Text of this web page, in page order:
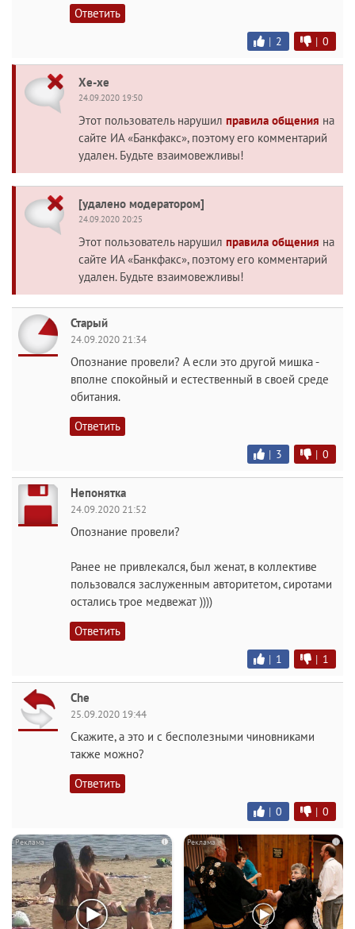
Ответить
| 2 | 0
Хе-хе
24.09.2020 19:50
Этот пользователь нарушил правила общения на
сайте ИА «Банкфакс», поэтому его комментарий
удален. Будьте взаимовежливы!
[удалено модератором]
24.09.2020 20:25
Этот пользователь нарушил правила общения на
сайте ИА «Банкфакс», поэтому его комментарий
удален. Будьте взаимовежливы!
Старый
24.09.2020 21:34
Опознание провели? А если это другой мишка -
вполне спокойный и естественный в своей среде
обитания.
Ответить
| 3 | 0
Непонятка
24.09.2020 21:52
Опознание провели?
Ранее не привлекался, был женат, в коллективе
пользовался заслуженным авторитетом, сиротами
остались трое медвежат ))))
Ответить
| 1 | 1
Che
25.09.2020 19:44
Скажите, а это и с бесполезными чиновниками
также можно?
Ответить
| 0 | 0
i i